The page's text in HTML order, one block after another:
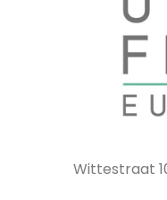
Wittestraat